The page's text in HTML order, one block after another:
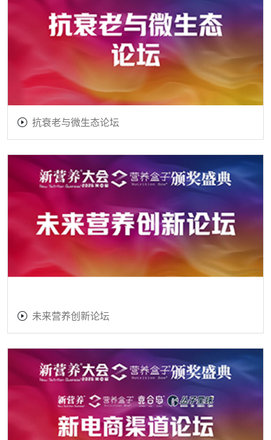
抗衰老与微生态论坛
未来营养创新论坛